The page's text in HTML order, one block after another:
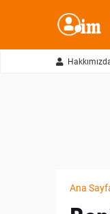
Ana